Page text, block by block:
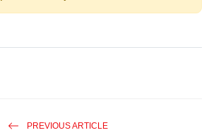
PREVIOUS ARTICLE